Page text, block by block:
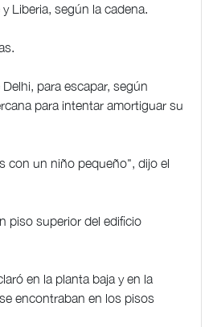
Liberia, según la cadena.
para escapar, según
para intentar amortiguar su
con un niño pequeño", dijo el
piso superior del edificio
en la planta baja y en la
encontraban en los pisos